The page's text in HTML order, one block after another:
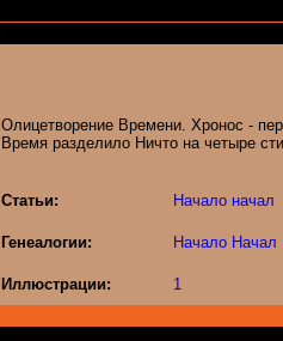
Олицетворение Времени. Хронос -
Время разделило Ничто на четыре
Статьи: Начало начал
Генеалогии: Начало Начал
Иллюстрации: 1